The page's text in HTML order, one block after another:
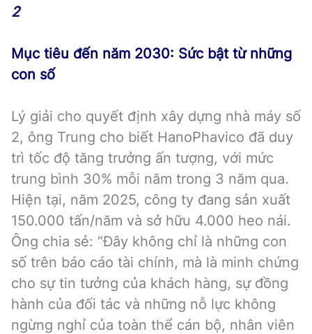
2
Mục tiêu đến năm 2030: Sức bật từ những
con số
Lý giải cho quyết định xây dựng nhà máy số
2, ông Trung cho biết HanoPhavico đã duy
trì tốc độ tăng trưởng ấn tượng, với mức
trung bình 30% mỗi năm trong 3 năm qua.
Hiện tại, năm 2025, công ty đang sản xuất
150.000 tấn/năm và sở hữu 4.000 heo nái.
Ông chia sẻ: “Đây không chỉ là những con
số trên báo cáo tài chính, mà là minh chứng
cho sự tin tưởng của khách hàng, sự đồng
hành của đối tác và những nỗ lực không
ngừng nghỉ của toàn thể cán bộ, nhân viên